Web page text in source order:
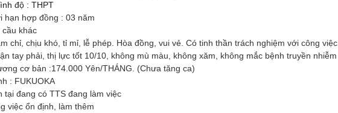
độ : THPT
hạn hợp đồng : 03 năm
cầu khác
chỉ, chịu khó, tỉ mỉ, lễ phép. Hòa đồng, vui vẻ. Có tinh thần trách nghiệm với công việc
tay phải, thị lực tốt 10/10, không mù màu, không xăm, không mắc bệnh truyền nhiễm
cơ bản :174.000 Yên/THÁNG. (Chưa tăng ca)
: FUKUOKA
tại đang có TTS đang làm việc
việc ổn định, làm thêm